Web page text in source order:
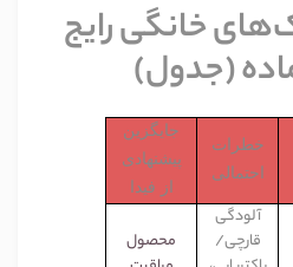
خانگی رایج
(جدول)
خطرات
احتمالی
جایگزین
پیشنهادی
از فیدا
آلودگی
قارچی/
محصول